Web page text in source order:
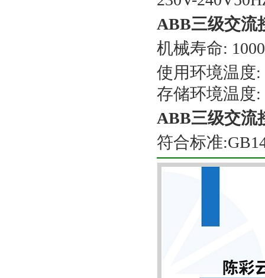
ABB三级交流
机械寿命:
使用环境温度:
存储环境温度:
ABB三级交流
符合标准